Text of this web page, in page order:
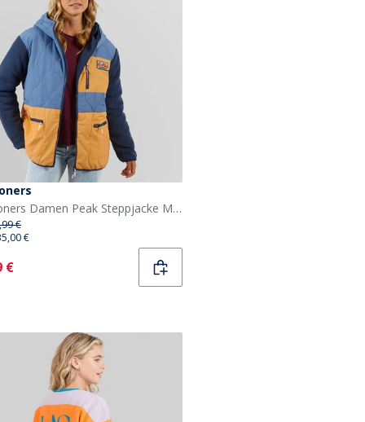
Lagooners Damen Peak Steppjacke Marine
€
€
€